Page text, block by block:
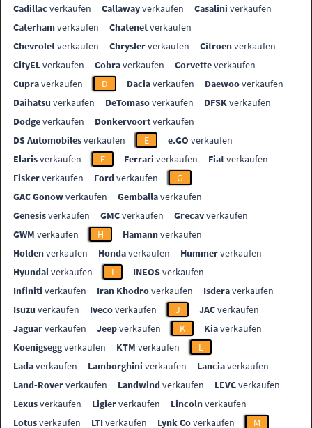
Cadillac verkaufen Callawayverkaufen Casalini verkaufen
Caterhamverkaufen Chatenetverkaufen
Chevroletverkaufen Chryslerverkaufen Citroenverkaufen
CityELverkaufen Cobraverkaufen Corvetteverkaufen
Cupraverkaufen D Daciaverkaufen Daewooverkaufen
Daihatsu verkaufen DeTomasoverkaufen DFSKverkaufen
Dodgeverkaufen Donkervoortverkaufen
DS Automobilesverkaufen E e.GO verkaufen
Elarisverkaufen F Ferrari verkaufen Fiatverkaufen
Fiskerverkaufen Fordverkaufen
G
GAC Gonowverkaufen Gemballaverkaufen
Genesisverkaufen GMCverkaufen Grecavverkaufen
GWM verkaufen H Hamannverkaufen
Holdenverkaufen Hondaverkaufen Hummerverkaufen
Hyundai verkaufen I INEOSverkaufen
Infiniti verkaufen Iran Khodroverkaufen Isderaverkaufen
Isuzu verkaufen Ivecoverkaufen J JACverkaufen
Jaguarverkaufen Jeepverkaufen K Kiaverkaufen
Koenigseggverkaufen KTM verkaufen
L
Ladaverkaufen Lamborghini verkaufen Lanciaverkaufen
Land-Roververkaufen Landwindverkaufen LEVCverkaufen
Lexusverkaufen Ligierverkaufen Lincolnverkaufen
Lotusverkaufen LTIverkaufen Lynk Coverkaufen
M